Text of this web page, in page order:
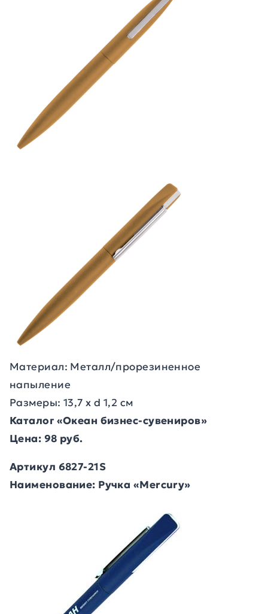
Материал: Металл/прорезиненное
напыление
Размеры: 13,7 х d 1,2 см
Каталог «Океан бизнес-сувениров»
Цена: 98 руб.
Артикул 6827-21S
Наименование: Ручка «Mercury»